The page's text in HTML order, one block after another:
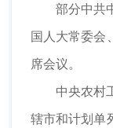
部分中共
国人大常委会
席会议。
中央农村
辖市和计划单